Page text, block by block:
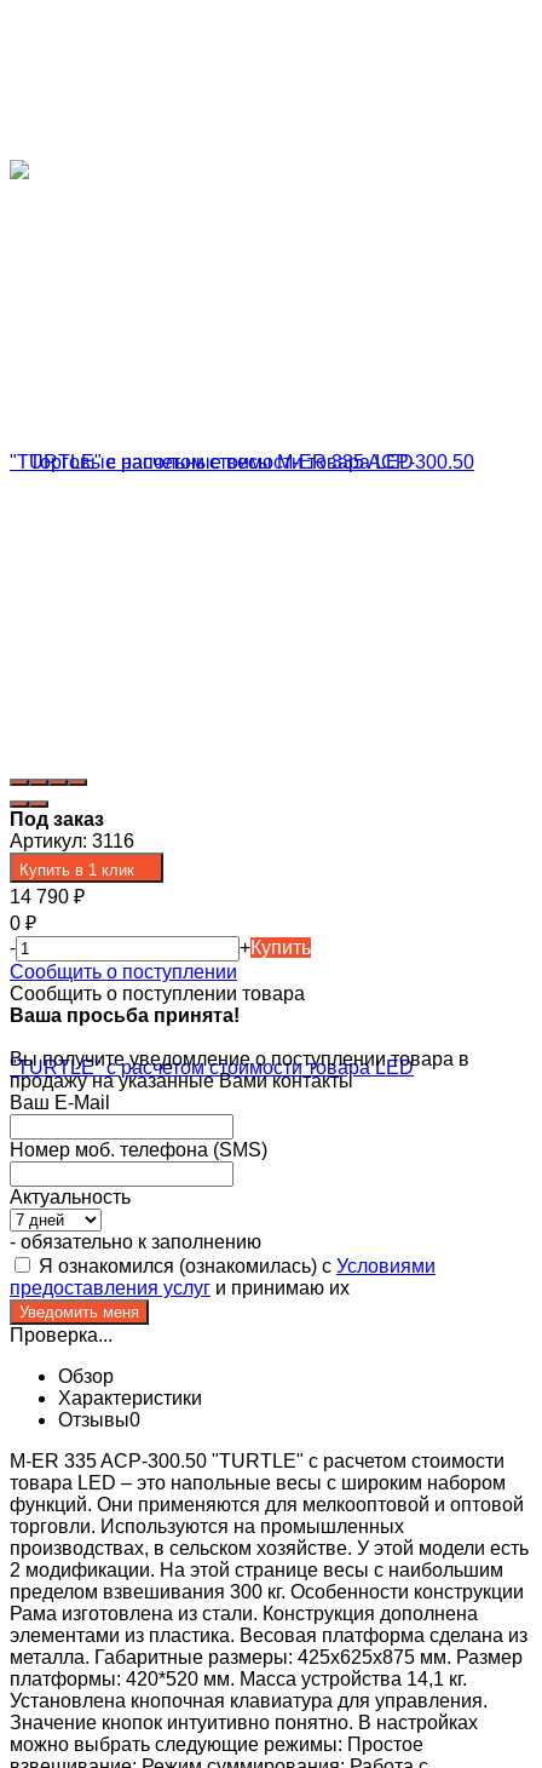
Под заказ
Артикул: 3116
Купить в 1 клик
14 790 ₽
0 ₽
-
+Купить
Сообщить о поступлении
Сообщить о поступлении товара
Ваша просьба принята!
Вы получите уведомление о поступлении товара в
продажу на указанные Вами контакты
Ваш E-Mail
Номер моб. телефона (SMS)
Актуальность
- обязательно к заполнению
Я ознакомился (ознакомилась) с Условиями
предоставления услуг и принимаю их
Проверка...
Обзор
Характеристики
Отзывы0
M-ER 335 ACP-300.50 "TURTLE" с расчетом стоимости
товара LED – это напольные весы с широким набором
функций. Они применяются для мелкооптовой и оптовой
торговли. Используются на промышленных
производствах, в сельском хозяйстве. У этой модели есть
2 модификации. На этой странице весы с наибольшим
пределом взвешивания 300 кг. Особенности конструкции
Рама изготовлена из стали. Конструкция дополнена
элементами из пластика. Весовая платформа сделана из
металла. Габаритные размеры: 425х625х875 мм. Размер
платформы: 420*520 мм. Масса устройства 14,1 кг.
Установлена кнопочная клавиатура для управления.
Значение кнопок интуитивно понятно. В настройках
можно выбрать следующие режимы: Простое